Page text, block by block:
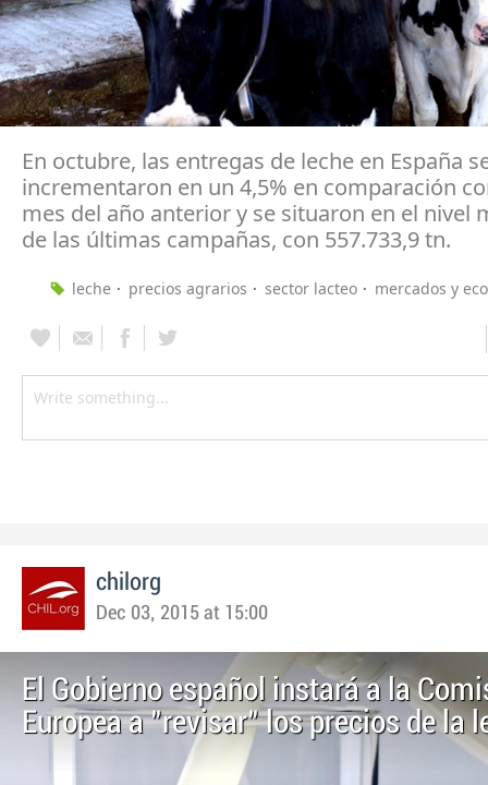
En octubre, las entregas de leche en España
incrementaron en un 4,5% en comparación
mes del año anterior y se situaron en el nivel
de las últimas campañas, con 557.733,9 tn.
leche precios agrarios sector lacteo mercados y
chilorg
Dec 03, 2015 at 15:00
El Gobierno español instará a la
Europea a "revisar" los precios de la